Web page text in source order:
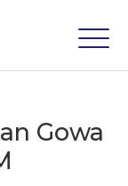
Gowa